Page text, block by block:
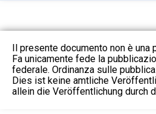
Il presente documento non è una
Fa unicamente fede la
federale. Ordinanza sulle
Dies ist keine amtliche
allein die Veröffentlichung durch